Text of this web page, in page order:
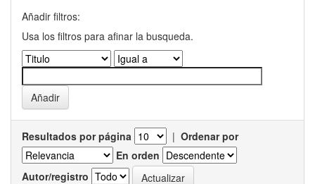
Añadir filtros:
Usa los filtros para afinar la busqueda.
Resultados por página | Ordenar por
En orden
Autor/registro